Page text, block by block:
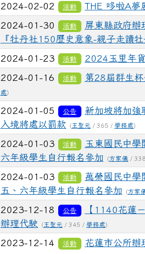
2024-02-02 活動 THE 哆啦A
2024-01-30 活動
屏東縣政府辦
『牡丹社150歷史意象-親子走讀
2024-01-23 活動 2024玉里年
2024-01-16 活動 第28屆群生
處)
2024-01-05 公告
新加坡將加強
入境將處以罰款
(王聖元 / 365 / 學務處)
2024-01-03 活動
玉東國民中學
六年級學生自行報名參加
(方家儀/
2024-01-03 活動
萬榮國民中學
五、六年級學生自行報名參加
(方家
2023-12-18 公告
【1140花蓮
辦理代駛
(王聖元 / 345 / 學務處)
2023-12-14 活動 花蓮市公所辦